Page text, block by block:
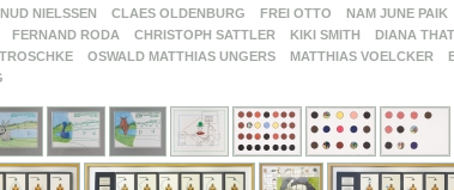
NIELSSEN CLAES OLDENBURG FREI OTTO NAM JUNE PAIK
FERNAND RODA CHRISTOPH SATTLER KIKI SMITH DIANA
OSWALD MATTHIAS UNGERS MATTHIAS VOELCKER